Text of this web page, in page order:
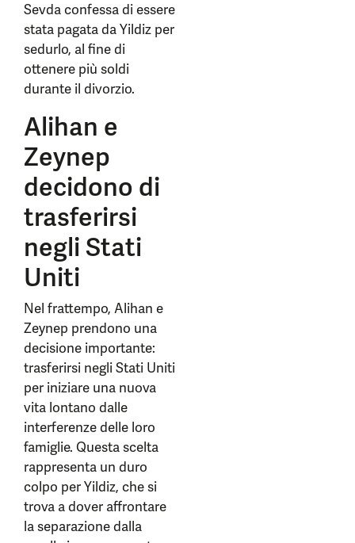
Sevda confessa di essere
stata pagata da Yildiz per
sedurlo, al fine di
ottenere più soldi
durante il divorzio.
Alihan e
Zeynep
decidono di
trasferirsi
negli Stati
Uniti
Nel frattempo, Alihan e
Zeynep prendono una
decisione importante:
trasferirsi negli Stati Uniti
per iniziare una nuova
vita lontano dalle
interferenze delle loro
famiglie. Questa scelta
rappresenta un duro
colpo per Yildiz, che si
trova a dover affrontare
la separazione dalla